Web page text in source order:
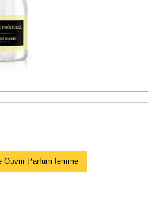
Ouvrir Parfum femme